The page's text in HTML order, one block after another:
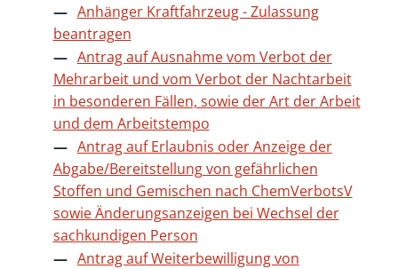
Anhänger Kraftfahrzeug - Zulassung
beantragen
Antrag auf Ausnahme vom Verbot der
Mehrarbeit und vom Verbot der Nachtarbeit
in besonderen Fällen, sowie der Art der Arbeit
und dem Arbeitstempo
Antrag auf Erlaubnis oder Anzeige der
Abgabe/Bereitstellung von gefährlichen
Stoffen und Gemischen nach ChemVerbotsV
sowie Änderungsanzeigen bei Wechsel der
sachkundigen Person
Antrag auf Weiterbewilligung von